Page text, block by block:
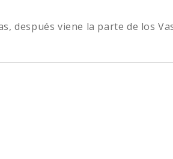
después viene la parte de los